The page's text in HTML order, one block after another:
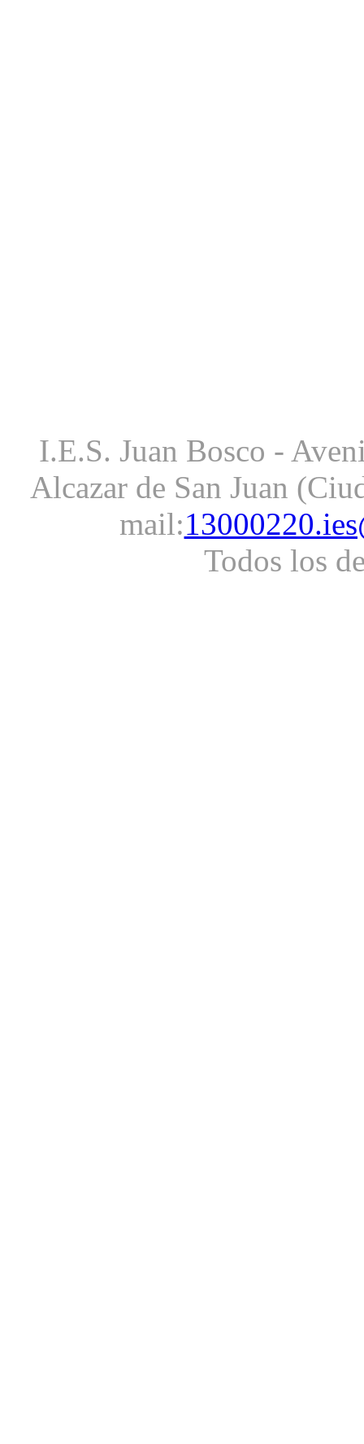
I.E.S. Juan Bosco -
Alcazar de San Juan
mail:
Todos los